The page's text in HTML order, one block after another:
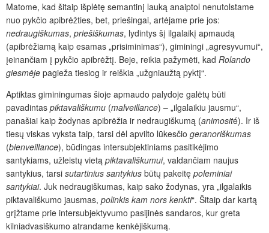
Matome, kad šitaip išplėtę semantinį lauką anaiptol nenutolstame
nuo pykčio apibrėžties, bet, priešingai, artėjame prie jos:
nedraugiškumas, priešiškumas, lydintys šį ilgalaikį apmaudą
(apibrėžiamą kaip esamas „prisiminimas“), giminingi „agresyvumui“,
įeinančiam į pykčio apibrėžtį. Beje, reikia pažymėti, kad Rolando
giesmėje pagieža tiesiog ir reiškia „užgniaužtą pyktį“.
Aptiktas giminingumas šioje apmaudo palydoje galėtų būti
pavadintas piktavališkumu (malveillance) – „ilgalaikiu jausmu“,
panašiai kaip žodynas apibrėžia ir nedraugiškumą (animosité). Ir iš
tiesų viskas vyksta taip, tarsi dėl apvilto lūkesčio geranoriškumas
(bienveillance), būdingas intersubjektiniams pasitikėjimo
santykiams, užleistų vietą piktavališkumui, valdančiam naujus
santykius, tarsi sutartinius santykius būtų pakeitę poleminiai
santykiai. Juk nedraugiškumas, kaip sako žodynas, yra „ilgalaikis
piktavališkumo jausmas, polinkis kam nors kenkti“. Šitaip dar kartą
grįžtame prie intersubjektyvumo pasijinės sandaros, kur greta
kilniadvasiškumo atrandame kenkėjiškumą.